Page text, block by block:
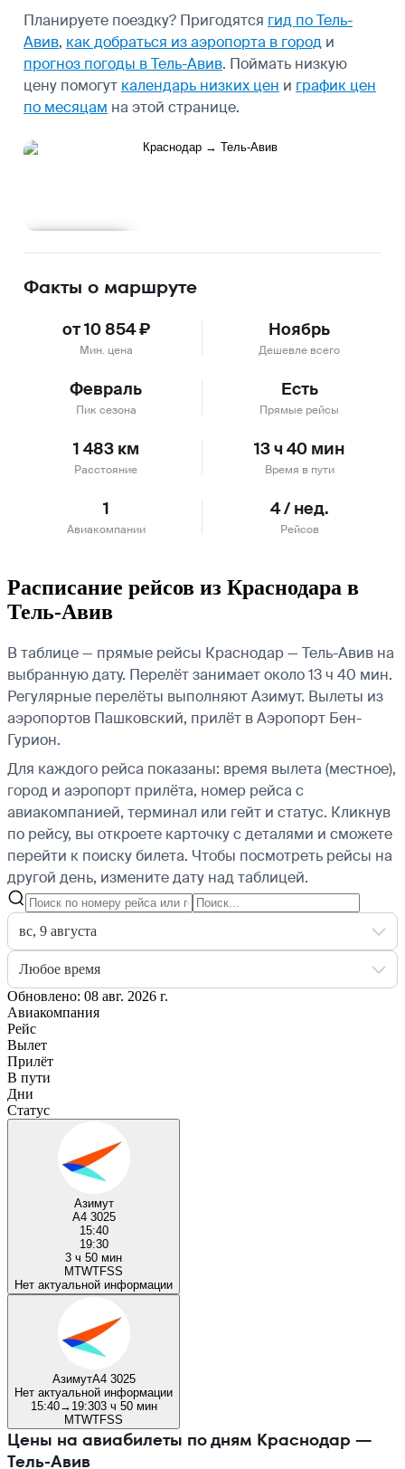
Планируете поездку? Пригодятся гид по Тель-
Авив, как добраться из аэропорта в город и
прогноз погоды в Тель-Авив. Поймать низкую
цену помогут календарь низких цен и график цен
по месяцам на этой странице.
Факты о маршруте
от 10 854 ₽
Мин. цена
Ноябрь
Дешевле всего
Февраль
Пик сезона
Есть
Прямые рейсы
1 483 км
Расстояние
13 ч 40 мин
Время в пути
1
Авиакомпании
4 / нед.
Рейсов
Расписание рейсов из Краснодара в
Тель-Авив
В таблице — прямые рейсы Краснодар — Тель-Авив на
выбранную дату. Перелёт занимает около 13 ч 40 мин.
Регулярные перелёты выполняют Азимут. Вылеты из
аэропортов Пашковский, прилёт в Аэропорт Бен-
Гурион.
Для каждого рейса показаны: время вылета (местное),
город и аэропорт прилёта, номер рейса с
авиакомпанией, терминал или гейт и статус. Кликнув
по рейсу, вы откроете карточку с деталями и сможете
перейти к поиску билета. Чтобы посмотреть рейсы на
другой день, измените дату над таблицей.
вс, 9 августа
Любое время
Обновлено: 08 авг. 2026 г.
Авиакомпания
Рейс
Вылет
Прилёт
В пути
Дни
Статус
Азимут
A4 3025
15:40
19:30
3 ч 50 мин
MTWTFSS
Нет актуальной информации
АзимутA4 3025
Нет актуальной информации
15:40→ 19:303 ч 50 мин
MTWTFSS
Цены на авиабилеты по дням Краснодар —
Тель-Авив